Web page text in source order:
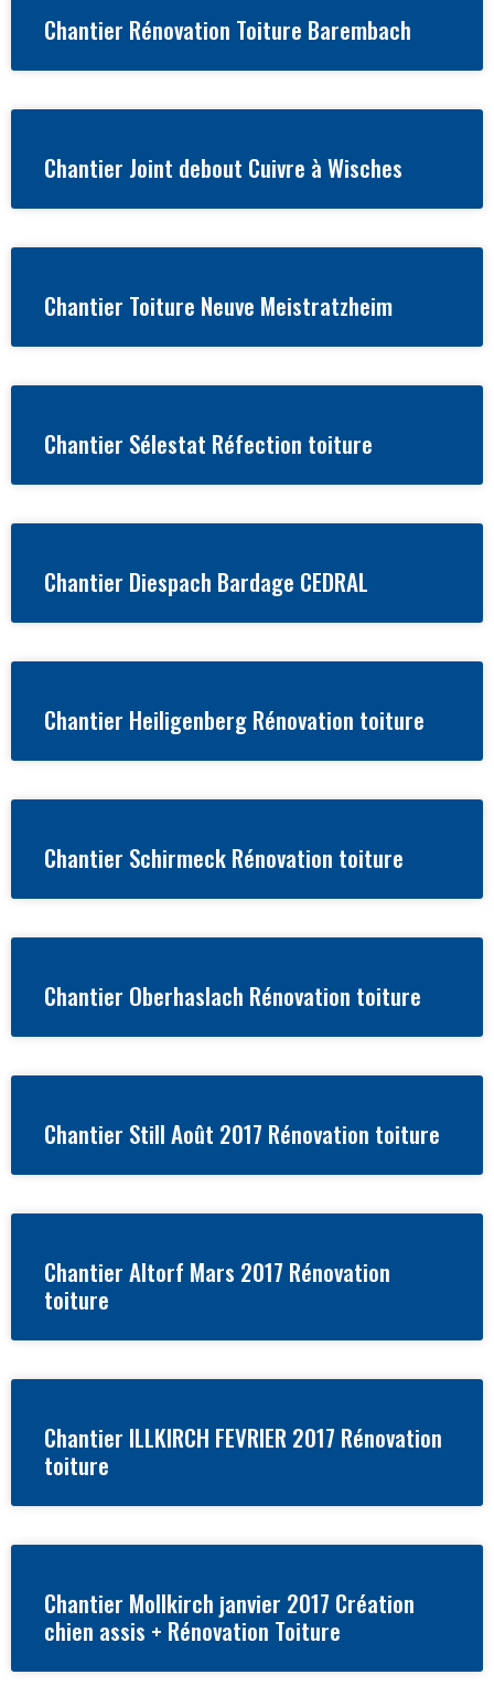
Chantier Rénovation Toiture Barembach
Chantier Joint debout Cuivre à Wisches
Chantier Toiture Neuve Meistratzheim
Chantier Sélestat Réfection toiture
Chantier Diespach Bardage CEDRAL
Chantier Heiligenberg Rénovation toiture
Chantier Schirmeck Rénovation toiture
Chantier Oberhaslach Rénovation toiture
Chantier Still Août 2017 Rénovation toiture
Chantier Altorf Mars 2017 Rénovation
toiture
Chantier ILLKIRCH FEVRIER 2017 Rénovation
toiture
Chantier Mollkirch janvier 2017 Création
chien assis + Rénovation Toiture